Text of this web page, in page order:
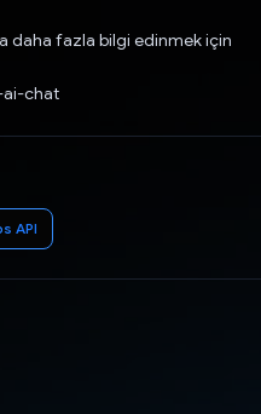
daha fazla bilgi edinmek için
ai-chat
API